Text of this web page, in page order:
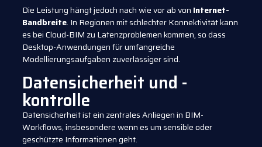
Die Leistung hängt jedoch nach wie vor ab von Internet-
Bandbreite. In Regionen mit schlechter Konnektivität kann
es bei Cloud-BIM zu Latenzproblemen kommen, so dass
Desktop-Anwendungen für umfangreiche
Modellierungsaufgaben zuverlässiger sind.
Datensicherheit und -
kontrolle
Datensicherheit ist ein zentrales Anliegen in BIM-
Workflows, insbesondere wenn es um sensible oder
geschützte Informationen geht.